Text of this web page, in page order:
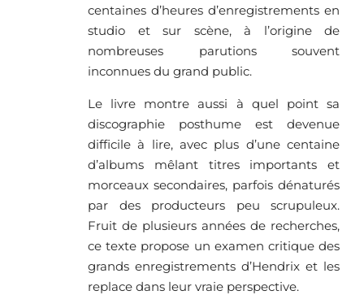
centaines d’heures d’enregistrements en
studio et sur scène, à l’origine de
nombreuses parutions souvent
inconnues du grand public.
Le livre montre aussi à quel point sa
discographie posthume est devenue
difficile à lire, avec plus d’une centaine
d’albums mêlant titres importants et
morceaux secondaires, parfois dénaturés
par des producteurs peu scrupuleux.
Fruit de plusieurs années de recherches,
ce texte propose un examen critique des
grands enregistrements d’Hendrix et les
replace dans leur vraie perspective.